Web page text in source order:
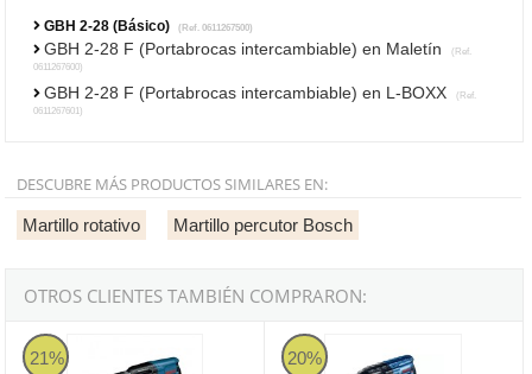
GBH 2-28 (Básico) (Ref. 0611267500)
GBH 2-28 F (Portabrocas intercambiable) en Maletín (Ref.
0611267600)
GBH 2-28 F (Portabrocas intercambiable) en L-BOXX (Ref.
0611267601)
DESCUBRE MÁS PRODUCTOS SIMILARES EN:
Martillo rotativo Martillo percutor Bosch
OTROS CLIENTES TAMBIÉN COMPRARON:
21%
Martillo perforador Bosch SDS-plus GBH 2-26 DFR Professional
20%
Bosch GBH 240 Professional -